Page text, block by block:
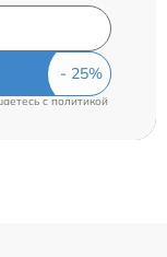
c политикой